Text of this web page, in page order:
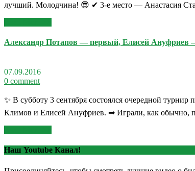
лучший. Молодчина! 😎 ✔ 3-е место — Анастасия
Александр Потапов — первый, Елисей Ануфриев
07.09.2016
0 comment
✨ В субботу 3 сентября состоялся очередной
Климов и Елисей Ануфриев. ➡ Играли, как обычно,
Наш Youtube Канал!